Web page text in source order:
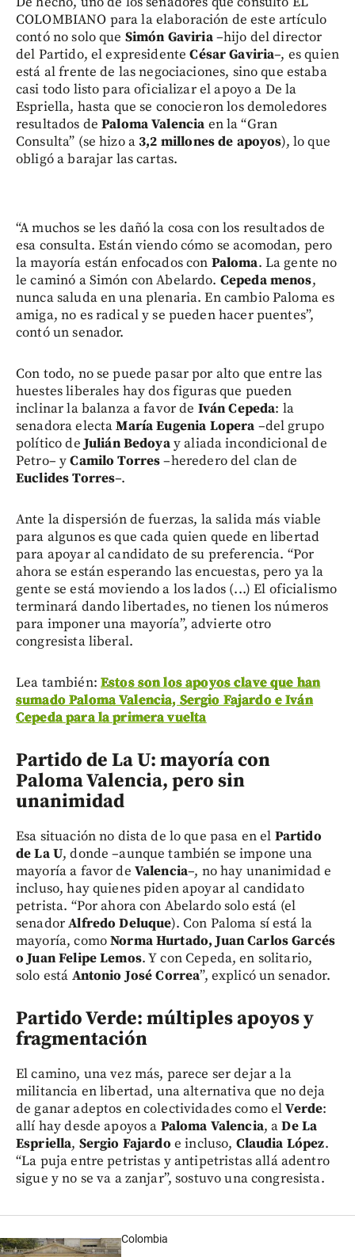
COLOMBIANO para la elaboración de este artículo
contó no solo que Simón Gaviria–hijo del director
del Partido, el expresidenteCésar Gaviria–, es quien
está al frente de las negociaciones, sino que estaba
casi todo listo para oficializar el apoyo a De la
Espriella, hasta que se conocieron los demoledores
resultados dePaloma Valencia en la “Gran
Consulta” (se hizo a3,2 millones de apoyos), lo que
obligó a barajar las cartas.
“A muchos se les dañó la cosa con los resultados de
esa consulta. Están viendo cómo se acomodan, pero
la mayoría están enfocados con Paloma. La gente no
le caminó a Simón con Abelardo. Cepeda menos,
nunca saluda en una plenaria. En cambio Paloma es
amiga, no es radical y se pueden hacer puentes”,
contó un senador.
Con todo, no se puede pasar por alto que entre las
huestes liberales hay dos figuras que pueden
inclinar la balanza a favor de Iván Cepeda: la
senadora electaMaría Eugenia Lopera –del grupo
político deJulián Bedoyay aliada incondicional de
Petro– yCamilo Torres–heredero del clan de
Euclides Torres–.
Ante la dispersión de fuerzas, la salida más viable
para algunos es que cada quien quede en libertad
para apoyar al candidato de su preferencia. “Por
ahora se están esperando las encuestas, pero ya la
gente se está moviendo a los lados (...) El oficialismo
terminará dando libertades, no tienen los números
para imponer una mayoría”, advierte otro
congresista liberal.
Lea también: Estos son los apoyos clave que han
sumado Paloma Valencia, Sergio Fajardo e Iván
Cepeda para la primera vuelta
Partido de La U: mayoría con
Paloma Valencia, pero sin
unanimidad
Esa situación no dista de lo que pasa en el Partido
de La U, donde –aunque también se impone una
mayoría a favor de Valencia–, no hay unanimidad e
incluso, hay quienes piden apoyar al candidato
petrista. “Por ahora con Abelardo solo está (el
senadorAlfredo Deluque). Con Paloma sí está la
mayoría, comoNorma Hurtado, Juan Carlos Garcés
o Juan Felipe Lemos. Y con Cepeda, en solitario,
solo está Antonio José Correa”, explicó un senador.
Partido Verde: múltiples apoyos y
fragmentación
El camino, una vez más, parece ser dejar a la
militancia en libertad, una alternativa que no deja
de ganar adeptos en colectividades como elVerde:
allí hay desde apoyos a Paloma Valencia, aDe La
Espriella, Sergio Fajardo e incluso, Claudia López.
“La puja entre petristas y antipetristas allá adentro
sigue y no se va a zanjar”, sostuvo una congresista.
Colombia